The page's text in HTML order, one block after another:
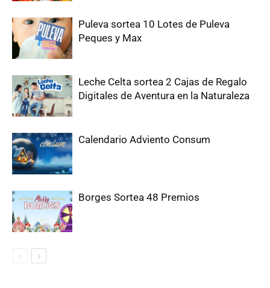
Puleva sortea 10 Lotes de Puleva
Peques y Max
Leche Celta sortea 2 Cajas de Regalo
Digitales de Aventura en la Naturaleza
Calendario Adviento Consum
Borges Sortea 48 Premios